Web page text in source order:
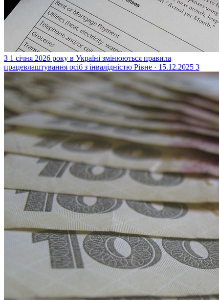
З 1 січня 2026 року в Україні змінюються правила
працевлаштування осіб з інвалідністю Рівне · 15.12.2025 3